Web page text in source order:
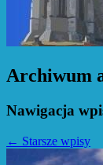
Archiwum
Nawigacja
← Starsze wpisy